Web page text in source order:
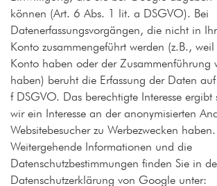
können (Art. 6 Abs. 1 lit. a DSGVO). Bei
Datenerfassungsvorgängen, die nicht in
Konto zusammengeführt werden (z.B.,
Konto haben oder der Zusammenführung
haben) beruht die Erfassung der Daten
f DSGVO. Das berechtigte Interesse ergibt
wir ein Interesse an der anonymisierten
Websitebesucher zu Werbezwecken haben.
Weitergehende Informationen und die
Datenschutzbestimmungen finden Sie in
Datenschutzerklärung von Google unter: